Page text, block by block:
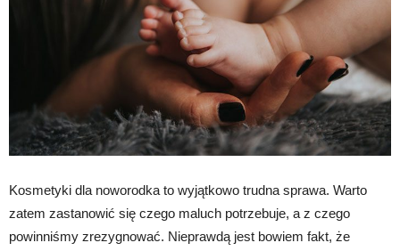
Kosmetyki dla noworodka to wyjątkowo trudna sprawa. Warto
zatem zastanowić się czego maluch potrzebuje, a z czego
powinniśmy zrezygnować. Nieprawdą jest bowiem fakt, że